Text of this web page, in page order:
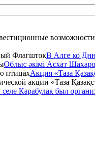
В Алге ко
Облыс әкімі Асхат
Акция «Таза
Карабулак был